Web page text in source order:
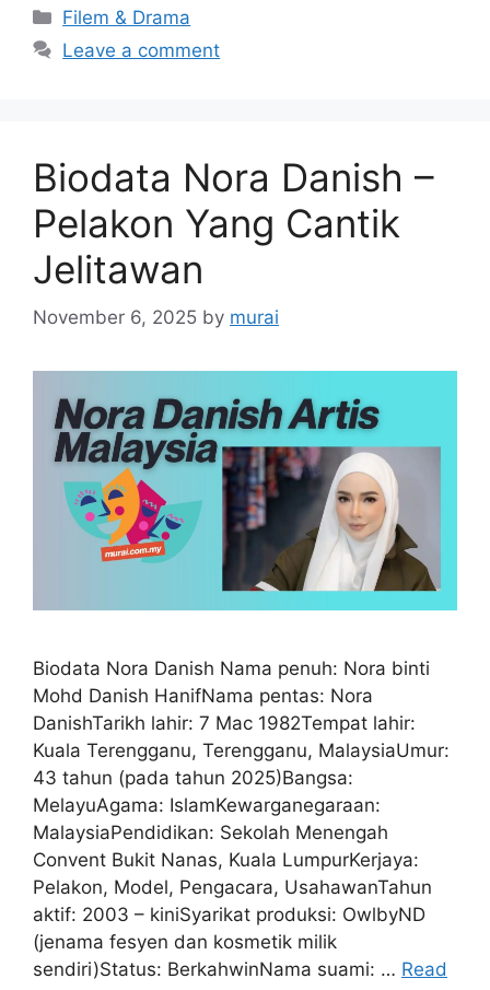
Categories
Filem & Drama
Leave a comment
Biodata Nora Danish –
Pelakon Yang Cantik
Jelitawan
November 6, 2025 by murai
Biodata Nora Danish Nama penuh: Nora binti
Mohd Danish HanifNama pentas: Nora
DanishTarikh lahir: 7 Mac 1982Tempat lahir:
Kuala Terengganu, Terengganu, MalaysiaUmur:
43 tahun (pada tahun 2025)Bangsa:
MelayuAgama: IslamKewarganegaraan:
MalaysiaPendidikan: Sekolah Menengah
Convent Bukit Nanas, Kuala LumpurKerjaya:
Pelakon, Model, Pengacara, UsahawanTahun
aktif: 2003 – kiniSyarikat produksi: OwlbyND
(jenama fesyen dan kosmetik milik
sendiri)Status: BerkahwinNama suami: … Read